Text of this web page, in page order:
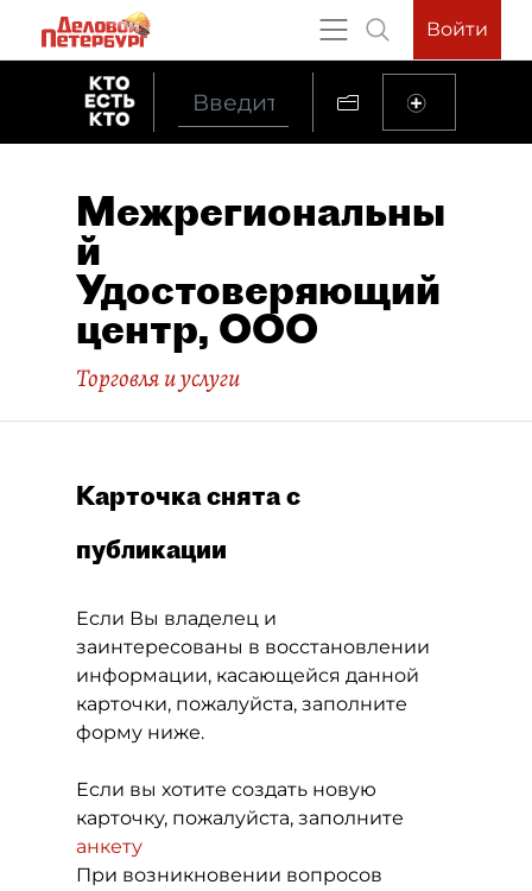
Войти
Межрегиональны
й
Удостоверяющий
центр, ООО
Торговля и услуги
Карточка снята с
публикации
Если Вы владелец и
заинтересованы в восстановлении
информации, касающейся данной
карточки, пожалуйста, заполните
форму ниже.
Если вы хотите создать новую
карточку, пожалуйста, заполните
анкету
При возникновении вопросов